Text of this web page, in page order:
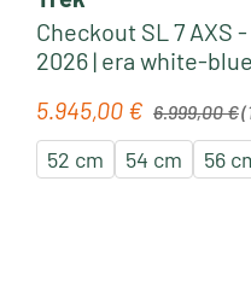
Checkout SL 7 AXS
2026 | era white-
Verkaufspreis:
5.945,00 € 6.999,00 €
52 cm 54 cm 56